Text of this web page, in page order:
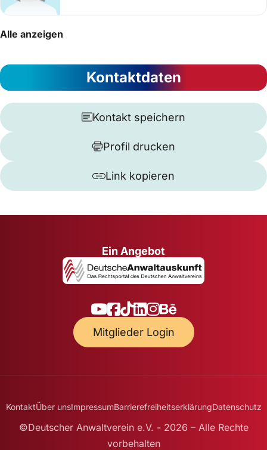
Alle anzeigen
Kontaktdaten
Kontakt speichern
Profil drucken
Link kopieren
Ein Angebot
Mitglieder Login
KontaktÜber unsImpressumBarrierefreiheitserklärungDatenschutz
©Deutscher Anwaltverein e.V. - 2026 – Alle Rechte
vorbehalten